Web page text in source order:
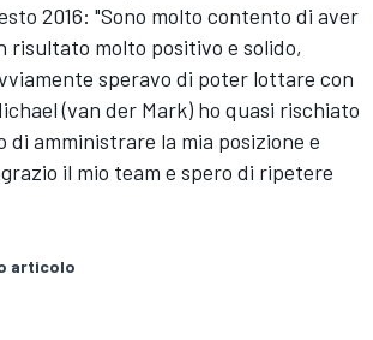
2016: "Sono molto contento di aver
risultato molto positivo e solido,
speravo di poter lottare con
(van der Mark) ho quasi rischiato
amministrare la mia posizione e
il mio team e spero di ripetere
articolo